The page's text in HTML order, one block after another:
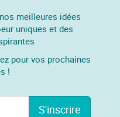
meilleures idées
uniques et des
pour vos prochaines
!
S'inscrire